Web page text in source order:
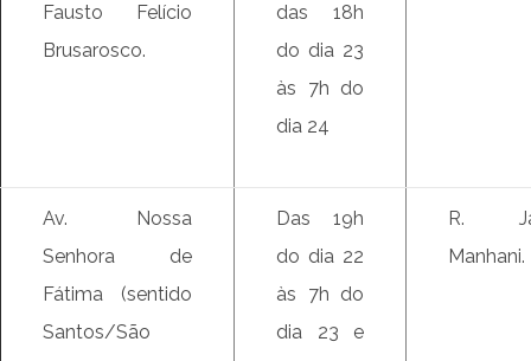
Fausto Felício
Brusarosco.
das 18h
do dia 23
às 7h do
dia 24
Av. Nossa
Senhora de
Fátima (sentido
Santos/São
Das 19h
do dia 22
às 7h do
dia 23 e
R.
Manhani.